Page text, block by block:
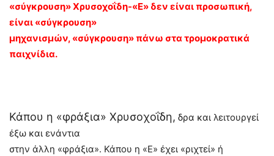
«σύγκρουση» Χρυσοχοΐδη-«Ε» δεν είναι προσωπική,
είναι «σύγκρουση»
μηχανισμών, «σύγκρουση» πάνω στα τρομοκρατικά
παιχνίδια.
Κάπου η «φράξια» Χρυσοχοΐδη, δρα και λειτουργεί
έξω και ενάντια
στην άλλη «φράξια». Κάπου η «Ε» έχει «ριχτεί» ή